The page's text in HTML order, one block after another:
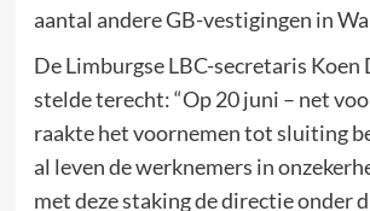
aantal andere GB-vestigingen in
De Limburgse LBC-secretaris Koen
stelde terecht: “Op 20 juni – net
raakte het voornemen tot sluiting
al leven de werknemers in
met deze staking de directie onder